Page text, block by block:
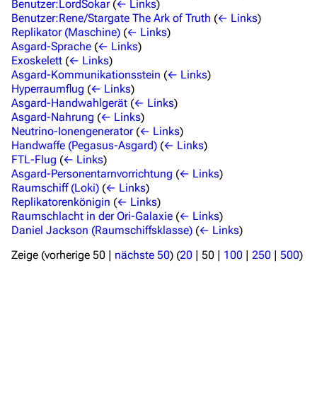
Objekte
Zeitleiste
Fanprojekte
Kommerzielles
Mitmachen
Hilfe
Autorenportal
Themengruppen
Letzte Änderungen
FAQ
Benutzer:LordSokar (← Links)
Benutzer:Rene/Stargate The Ark of Truth (← Links)
Replikator (Maschine) (← Links)
Asgard-Sprache (← Links)
Exoskelett (← Links)
Asgard-Kommunikationsstein (← Links)
Hyperraumflug (← Links)
Asgard-Handwahlgerät (← Links)
Asgard-Nahrung (← Links)
Neutrino-Ionengenerator (← Links)
Handwaffe (Pegasus-Asgard) (← Links)
FTL-Flug (← Links)
Asgard-Personentarnvorrichtung (← Links)
Raumschiff (Loki) (← Links)
Replikatorenkönigin (← Links)
Raumschlacht in der Ori-Galaxie (← Links)
Daniel Jackson (Raumschiffsklasse) (← Links)
Zeige (vorherige 50 nächste 50) (20 50 100 250 500)